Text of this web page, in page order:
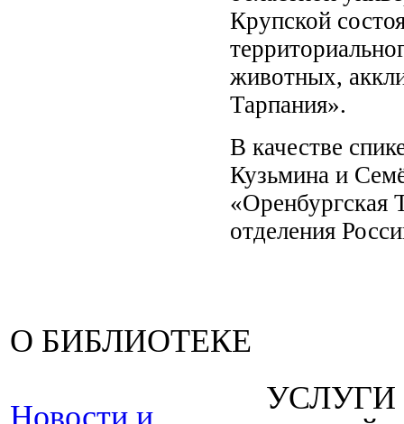
Крупской
животных,
Тарпания».
В качестве
Кузьмина и
«Оренбургская
отделения
О БИБЛИОТЕКЕ
Новости и
УСЛУГИ